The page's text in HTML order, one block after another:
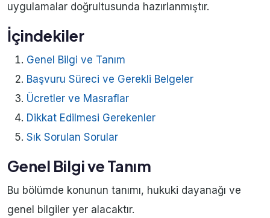
uygulamalar doğrultusunda hazırlanmıştır.
İçindekiler
Genel Bilgi ve Tanım
Başvuru Süreci ve Gerekli Belgeler
Ücretler ve Masraflar
Dikkat Edilmesi Gerekenler
Sık Sorulan Sorular
Genel Bilgi ve Tanım
Bu bölümde konunun tanımı, hukuki dayanağı ve
genel bilgiler yer alacaktır.